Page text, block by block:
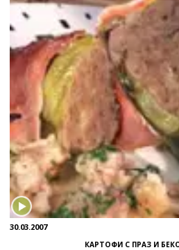
30.03.2007
КАРТОФИ С ПРАЗ И